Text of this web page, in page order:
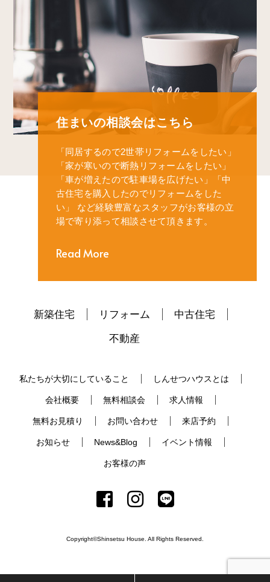
住まいの相談会はこちら
「同居するので2世帯リフォームをしたい」
「家が寒いので断熱リフォームをしたい」
「車が増えたので駐車場を広げたい」
「中
古住宅を購入したのでリフォームをした
い」
など経験豊富なスタッフがお客様の立
場で寄り添って相談させて頂きます。
Read More
新築住宅 リフォーム
中古住宅
不動産
私たちが大切にしていること しんせつハウスとは
会社概要 無料相談会 求人情報
無料お見積り お問い合わせ 来店予約
お知らせ News&Blog イベント情報
お客様の声
Copyright©Shinsetsu House. All Rights Reserved.